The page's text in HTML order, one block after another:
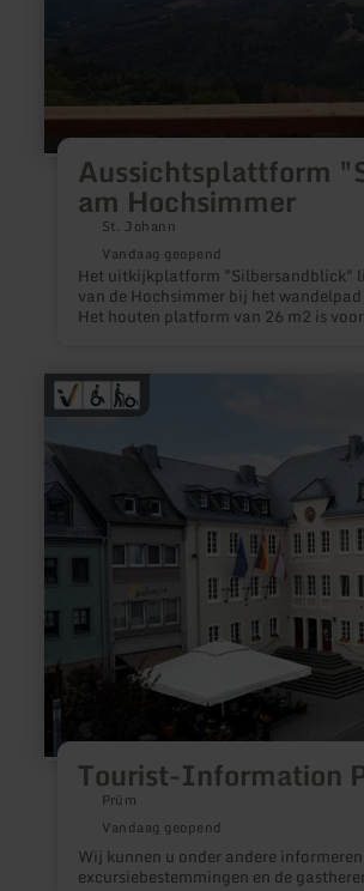
Aussichtsplattform
am Hochsimmer
St. Johann
Vandaag geopend
Het uitkijkplatform "Silbersandblick"
van de Hochsimmer bij het
Het houten platform van 26 m2 is
gemeenschap van St. Johann. Het
de naamgevende put "Silbersand", het
gemeenschappen tot aan de Nürburg
Tourist-Information
Prüm
Vandaag geopend
Wij kunnen u onder andere
excursiebestemmingen en de
meer
informatie
over:
Information
Prümer
Land